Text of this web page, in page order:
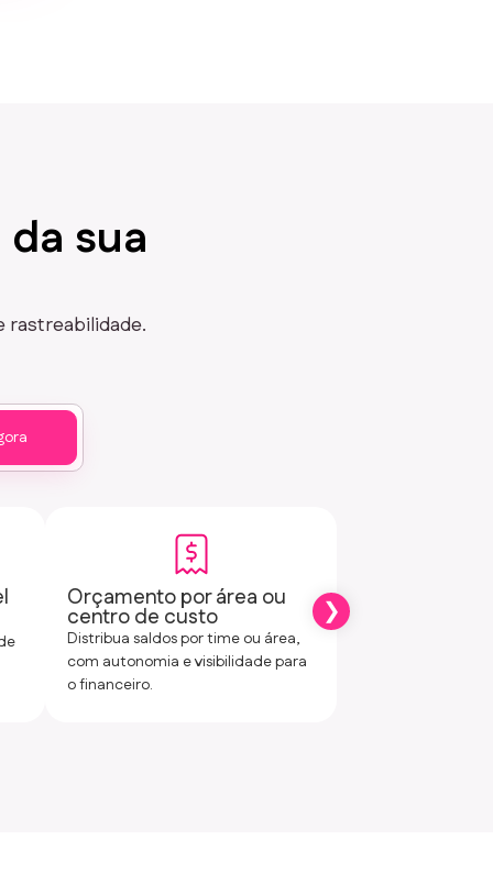
sua
rastreabilidade.
Orçamento por área ou
centro de custo
Distribua saldos por time ou área,
com autonomia e visibilidade para
o financeiro.